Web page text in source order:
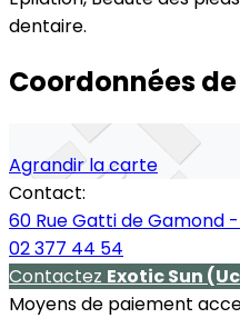
dentaire.
Coordonnées
Agrandir la carte
Contact:
60 Rue Gatti de Gamond
02 377 44 54
Contactez Exotic Sun
Moyens de paiement